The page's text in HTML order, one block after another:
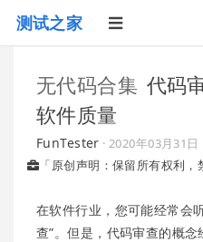
测试之家
无代码合集 代码
软件质量
FunTester ·2020年03月31日
「原创声明：保留所有权利，
在软件行业，您可能经常会
查”。但是，代码审查的概念